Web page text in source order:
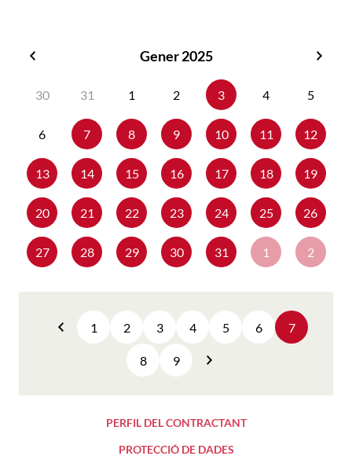
Gener 2025
30
31 1 2 3 4 5
6 7 8 9 10 11 12
13 14 15 16 17 18 19
20 21 22 23 24 25 26
27 28 29 30 31 1 2
Anterior
1 2 3 4 5 6 7
8 9
PERFIL DEL CONTRACTANT
PROTECCIÓ DE DADES